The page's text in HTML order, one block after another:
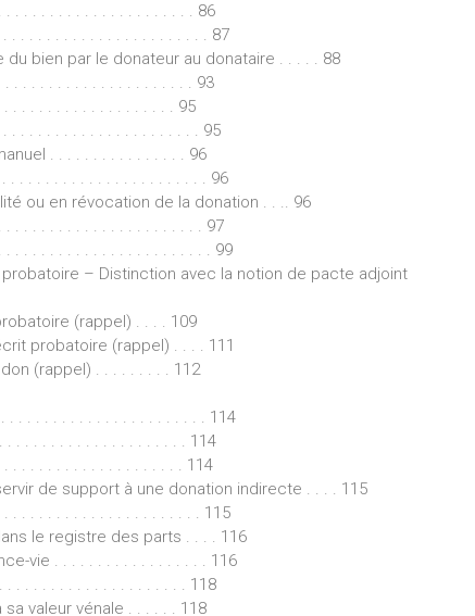
. . . . . . . . . . . . . . . . . . . . . 86
. . . . . . . . . . . . . . . . . . . . . . 87
bien par le donateur au donataire . . . . . 88
. . . . . . . . . . . . . . . . . . . . . 93
. . . . . . . . . . . . . . . . . . . 95
. . . . . . . . . . . . . . . . . . . . . . 95
. . . . . . . . . . . . . . . . 96
. . . . . . . . . . . . . . . . . . . . . . . 96
ou en révocation de la donation . . .. 96
. . . . . . . . . . . . . . . . . . . . . . 97
. . . . . . . . . . . . . . . . . . . . . . 99
– Distinction avec la notion de pacte adjoint
(rappel) . . . . 109
probatoire (rappel) . . . . 111
(rappel) . . . . . . . . . 112
. . . . . . . . . . . . . . . . . . . . . . 114
. . . . . . . . . . . . . . . . . . . . 114
. . . . . . . . . . . . . . . . . . . . 114
de support à une donation indirecte . . . . 115
. . . . . . . . . . . . . . . . . . . . . . 115
le registre des parts . . . . 116
vie . . . . . . . . . . . . . . . . . . 116
. . . . . . . . . . . . . . . . . . . . 118
valeur vénale . . . . . . 118